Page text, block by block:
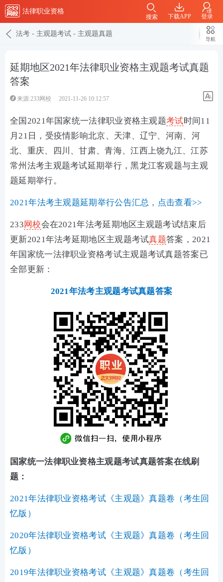
法律职业资格
下载APP 登录
搜索
法考 - 主观题考试 - 主观题真题
导航
延期地区2021年法律职业资格主观题考试真题
答案
来源:233网校 2021-11-26 10:12:57
全国2021年国家统一法律职业资格主观题考试时间11
月21日，受疫情影响北京、天津、辽宁、河南、河
北、重庆、四川、甘肃、青海、江西上饶九江、江苏
常州法考主观题考试延期举行，黑龙江客观题与主观
题延期举行。
2021年法考主观题延期举行公告汇总，点击查看>>
233网校会在2021年法考延期地区主观题考试结束后
更新2021年法考延期地区主观题考试真题答案，2021
年国家统一法律职业资格考试主观题考试真题答案已
全部更新：
2021年法考主观题考试真题答案
国家统一法律职业资格主观题考试真题答案在线刷
题：
2021年法律职业资格考试《主观题》真题卷（考生回
忆版）
2020年法律职业资格考试《主观题》真题卷（考生回
忆版）
2019年法律职业资格考试《主观题》真题卷（考生回